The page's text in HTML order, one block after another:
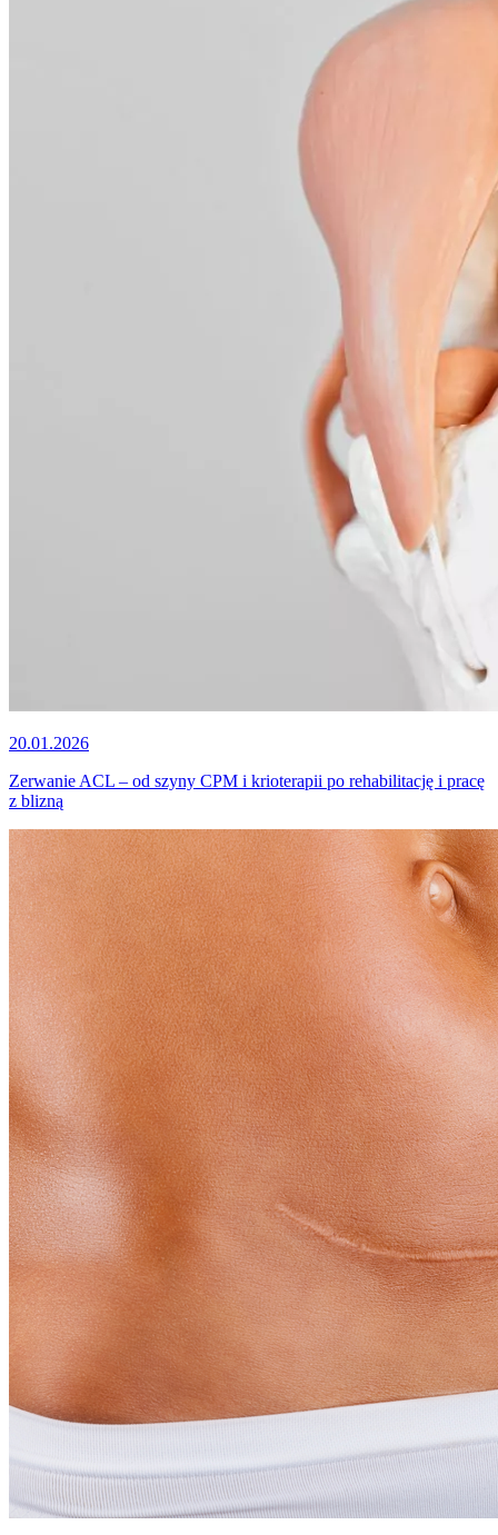
20.01.2026
Zerwanie ACL – od szyny CPM i krioterapii po rehabilitację i pracę
z blizną